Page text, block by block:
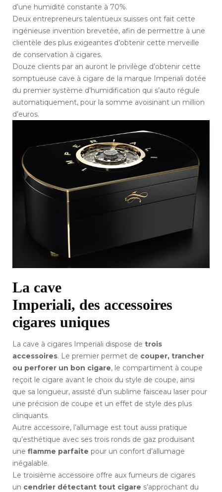
d’une humidité constante à 70%.
Deux entrepreneurs talentueux suisses ont fait cette
ingénieuse invention brevetée, afin de permettre à une
clientèle des plus exigeantes d’obtenir cette merveille
de conservation à cigares.
Douze clients par an auront le privilège d’obtenir cette
somptueuse cave à cigare de la marque Imperiali dotée
du premier système d’humidification qui s’auto régule
automatiquement, pour la somme avoisinant un million
d’euros.
La cave
Imperiali, des accessoires
cigares uniques
La cave à cigares Imperiali dispose de trois
accessoires. Le premier permet de couper, trancher
ou perforer un bon cigare, le compartiment à coupe
reçoit le cigare avant le choix du style de coupe, ainsi
que sa longueur, assisté d’un sublime faisceau laser pour
une précision de coupe et un effet de style des plus
clinquants.
Autre accessoire, l’allumage est tout aussi pratique
qu’esthétique avec ses trois ronds de gaz produisant
une flamme parfaite pour un confort d’allumage
inégalable.
Le troisième accessoire offre aux fumeurs de cigares
un cendrier détectant tout cigare s’approchant du